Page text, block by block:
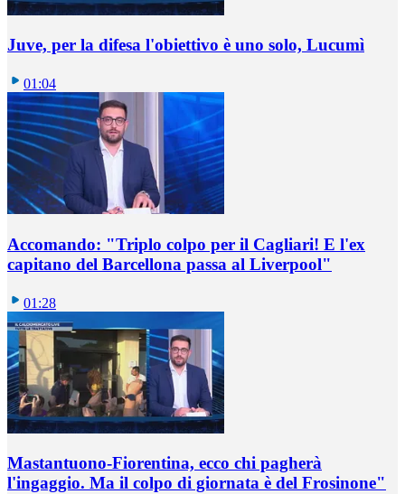
Juve, per la difesa l'obiettivo è uno solo, Lucumì
01:04
Accomando: "Triplo colpo per il Cagliari! E l'ex
capitano del Barcellona passa al Liverpool"
01:28
Mastantuono-Fiorentina, ecco chi pagherà
l'ingaggio. Ma il colpo di giornata è del Frosinone"